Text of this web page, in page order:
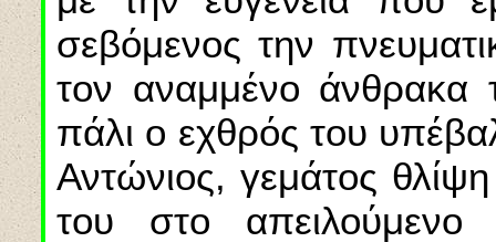
σεβόμενος την
τον αναμμένο άνθρακα
πάλι ο εχθρός του
Αντώνιος, γεμάτος
του στο